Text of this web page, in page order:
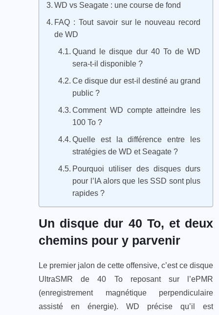
WD vs Seagate : une course de fond
FAQ : Tout savoir sur le nouveau record
de WD
Quand le disque dur 40 To de WD
sera-t-il disponible ?
Ce disque dur est-il destiné au grand
public ?
Comment WD compte atteindre les
100 To ?
Quelle est la différence entre les
stratégies de WD et Seagate ?
Pourquoi utiliser des disques durs
pour l’IA alors que les SSD sont plus
rapides ?
Un disque dur 40 To, et deux
chemins pour y parvenir
Le premier jalon de cette offensive, c’est ce disque
UltraSMR de 40 To reposant sur l’ePMR
(enregistrement magnétique perpendiculaire
assisté en énergie). WD précise qu’il est